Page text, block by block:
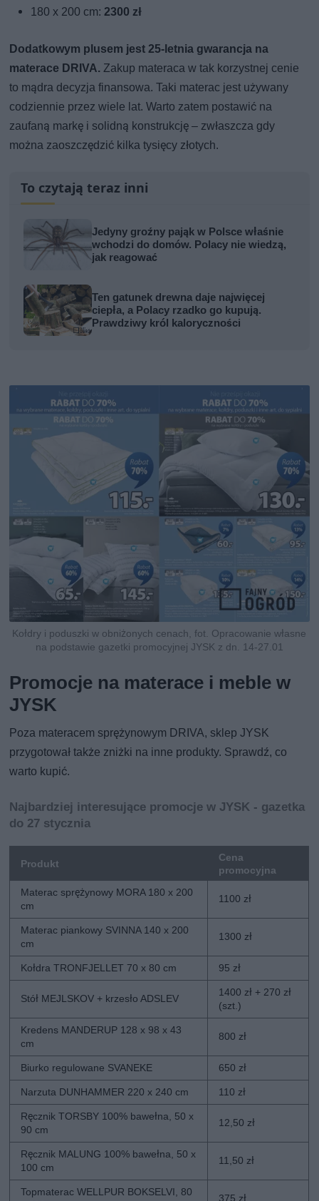
180 x 200 cm:2300 zł
Dodatkowym plusem jest 25-letnia gwarancja na
materace DRIVA.Zakup materaca w tak korzystnej cenie
to mądra decyzja finansowa. Taki materac jest używany
codziennie przez wiele lat. Warto zatem postawić na
zaufaną markę i solidną konstrukcję – zwłaszcza gdy
można zaoszczędzić kilka tysięcy złotych.
To czytają teraz inni
Jedyny groźny pająk w Polsce właśnie
wchodzi do domów. Polacy nie wiedzą,
jak reagować
Ten gatunek drewna daje najwięcej
ciepła, a Polacy rzadko go kupują.
Prawdziwy król kaloryczności
Kołdry i poduszki w obniżonych cenach, fot. Opracowanie własne
na podstawie gazetki promocyjnej JYSK z dn. 14-27.01
Promocje na materace i meble w
JYSK
Poza materacem sprężynowym DRIVA, sklep JYSK
przygotował także zniżki na inne produkty. Sprawdź, co
warto kupić.
Najbardziej interesujące promocje w JYSK - gazetka
do 27 stycznia
Produkt
Cena
promocyjna
Materac sprężynowy MORA 180 x 200
cm
1100 zł
Materac piankowy SVINNA 140 x 200
cm
1300 zł
Kołdra TRONFJELLET 70 x 80 cm 95 zł
Stół MEJLSKOV + krzesło ADSLEV
1400 zł + 270 zł
(szt.)
Kredens MANDERUP 128 x 98 x 43
cm
800 zł
Biurko regulowane SVANEKE 650 zł
Narzuta DUNHAMMER 220 x 240 cm 110 zł
Ręcznik TORSBY 100% bawełna, 50 x
90 cm
12,50 zł
Ręcznik MALUNG 100% bawełna, 50 x
100 cm
11,50 zł
Topmaterac WELLPUR BOKSELVI, 80
375 zł